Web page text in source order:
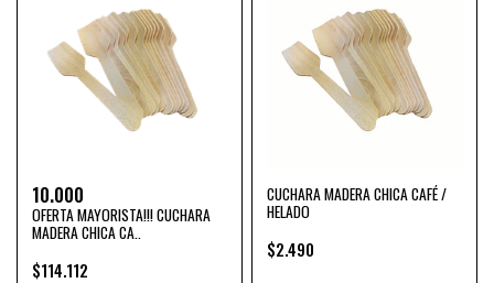
10.000
OFERTA MAYORISTA!!! CUCHARA
MADERA CHICA CA..
$114.112
CUCHARA MADERA CHICA CAFÉ /
HELADO
$2.490